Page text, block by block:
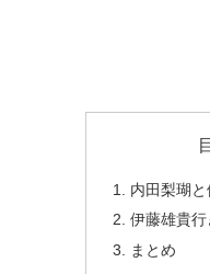
内田梨瑚
伊藤雄貴行
まとめ